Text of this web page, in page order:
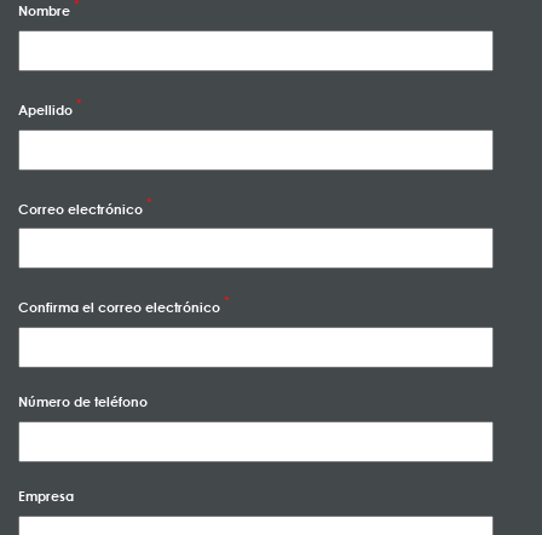
Nombre
Apellido
Correo electrónico
Confirma el correo electrónico
Número de teléfono
Empresa